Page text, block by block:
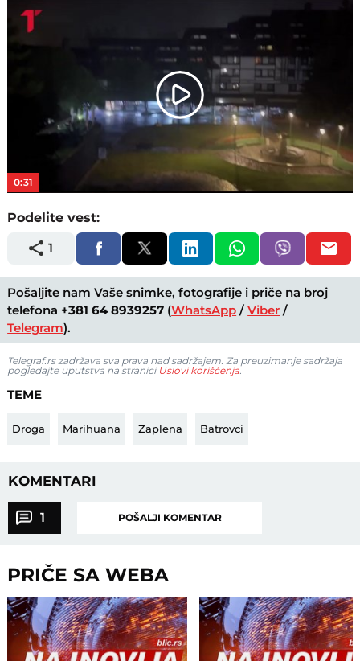
Play
Video
0:31
Podelite vest:
1
Pošaljite nam Vaše snimke, fotografije i priče na broj
telefona +381 64 8939257 (WhatsApp /Viber /
Telegram).
Telegraf.rs zadržava sva prava nad sadržajem. Za preuzimanje sadržaja
pogledajte uputstva na stranici Uslovi korišćenja.
TEME
Droga Marihuana Zaplena Batrovci
KOMENTARI
1 POŠALJI KOMENTAR
PRIČE SA WEBA